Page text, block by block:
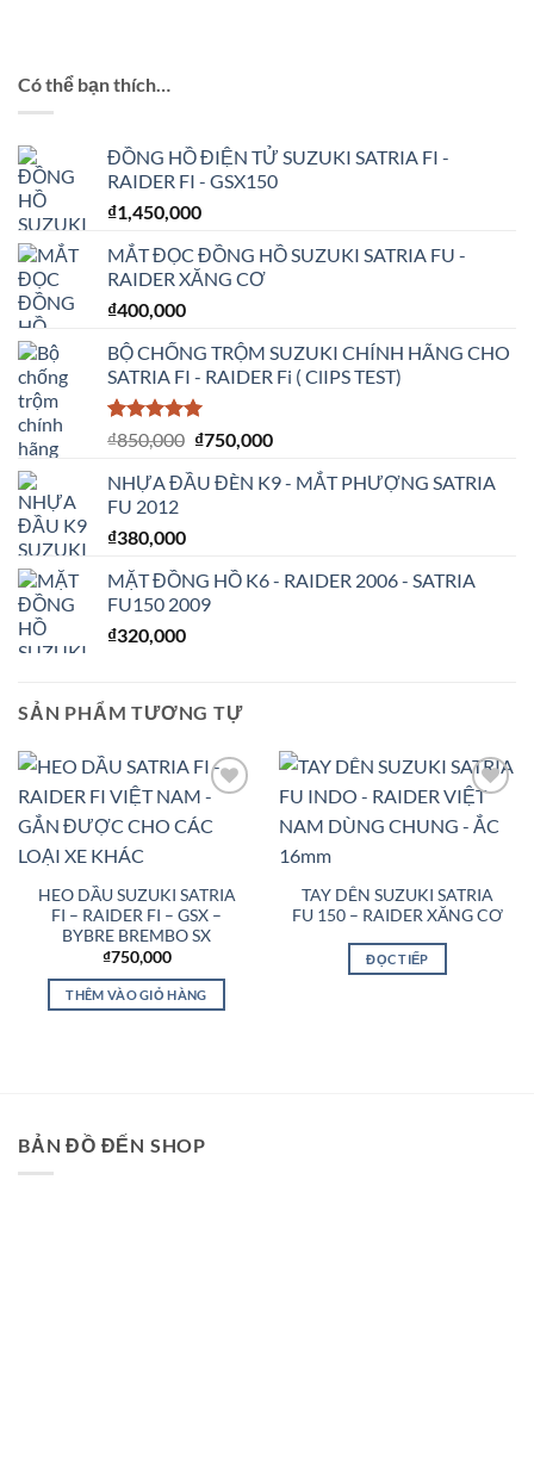
Có thể bạn thích…
ĐỒNG HỒ ĐIỆN TỬ SUZUKI SATRIA FI -
RAIDER FI - GSX150
₫1,450,000
MẮT ĐỌC ĐỒNG HỒ SUZUKI SATRIA FU -
RAIDER XĂNG CƠ
₫400,000
BỘ CHỐNG TRỘM SUZUKI CHÍNH HÃNG CHO
SATRIA FI - RAIDER Fi ( ClIPS TEST)
5.00trên 5
dựa trên
2
đánh giá
₫850,000 Giá
là:
₫750,000Giá
tại
NHỰA ĐẦU ĐÈN K9 - MẮT PHƯỢNG SATRIA
FU 2012
₫380,000
MẶT ĐỒNG HỒ K6 - RAIDER 2006 - SATRIA
FU150 2009
₫320,000
SẢN PHẨM TƯƠNG TỰ
Wishlist
HEO DẦU SUZUKI SATRIA
FI – RAIDER FI – GSX –
BYBRE BREMBO SX
₫750,000
THÊM VÀO GIỎ HÀNG
Add to
Wishlist
TAY DÊN SUZUKI SATRIA
FU 150 – RAIDER XĂNG CƠ
ĐỌC TIẾP
BẢN ĐỒ ĐẾN SHOP